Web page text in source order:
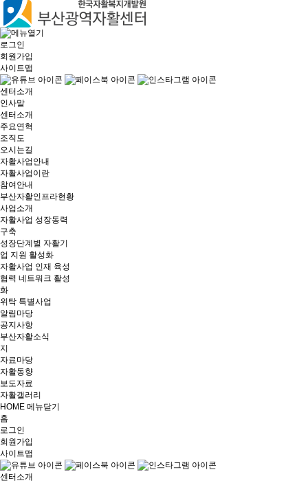
로그인
회원가입
사이트맵
센터소개
인사말
센터소개
주요연혁
조직도
오시는길
자활사업안내
자활사업이란
참여안내
부산자활인프라현황
사업소개
자활사업 성장동력
구축
성장단계별 자활기
업 지원 활성화
자활사업 인재 육성
협력 네트워크 활성
화
위탁 특별사업
알림마당
공지사항
부산자활소식
지
자료마당
자활동향
보도자료
자활갤러리
HOME 메뉴닫기
홈
로그인
회원가입
사이트맵
센터소개